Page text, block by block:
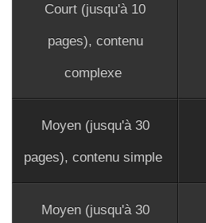
Court (jusqu'à 10
pages), contenu
complexe
Moyen (jusqu'à 30
pages), contenu simple
Moyen (jusqu'à 30